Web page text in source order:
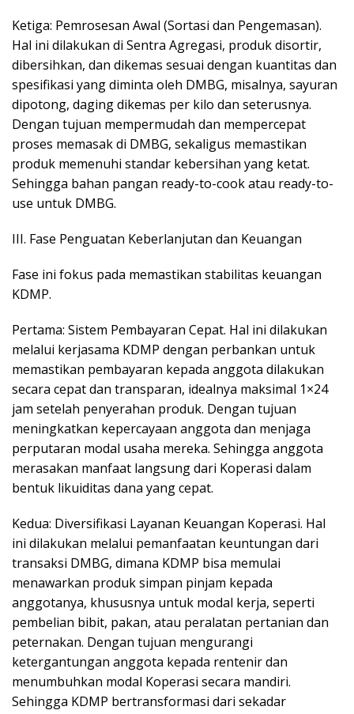
Ketiga: Pemrosesan Awal (Sortasi dan Pengemasan).
Hal ini dilakukan di Sentra Agregasi, produk disortir,
dibersihkan, dan dikemas sesuai dengan kuantitas dan
spesifikasi yang diminta oleh DMBG, misalnya, sayuran
dipotong, daging dikemas per kilo dan seterusnya.
Dengan tujuan mempermudah dan mempercepat
proses memasak di DMBG, sekaligus memastikan
produk memenuhi standar kebersihan yang ketat.
Sehingga bahan pangan ready-to-cook atau ready-to-
use untuk DMBG.
III. Fase Penguatan Keberlanjutan dan Keuangan
Fase ini fokus pada memastikan stabilitas keuangan
KDMP.
Pertama: Sistem Pembayaran Cepat. Hal ini dilakukan
melalui kerjasama KDMP dengan perbankan untuk
memastikan pembayaran kepada anggota dilakukan
secara cepat dan transparan, idealnya maksimal 1×24
jam setelah penyerahan produk. Dengan tujuan
meningkatkan kepercayaan anggota dan menjaga
perputaran modal usaha mereka. Sehingga anggota
merasakan manfaat langsung dari Koperasi dalam
bentuk likuiditas dana yang cepat.
Kedua: Diversifikasi Layanan Keuangan Koperasi. Hal
ini dilakukan melalui pemanfaatan keuntungan dari
transaksi DMBG, dimana KDMP bisa memulai
menawarkan produk simpan pinjam kepada
anggotanya, khususnya untuk modal kerja, seperti
pembelian bibit, pakan, atau peralatan pertanian dan
peternakan. Dengan tujuan mengurangi
ketergantungan anggota kepada rentenir dan
menumbuhkan modal Koperasi secara mandiri.
Sehingga KDMP bertransformasi dari sekadar